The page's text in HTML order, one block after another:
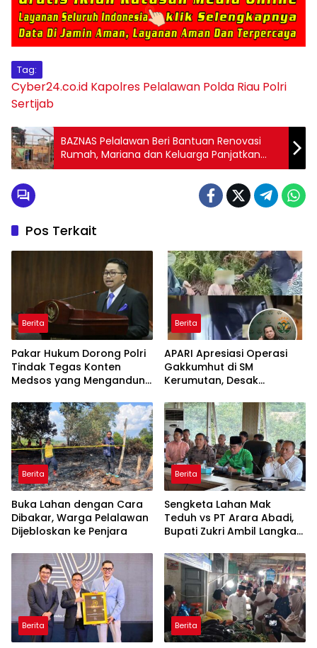
Tag:
Cyber24.co.id Kapolres Pelalawan Polda Riau Polri
Sertijab
BAZNAS Pelalawan Beri Bantuan Renovasi
Rumah, Mariana dan Keluarga Panjatkan
Doa Syukur
Pos Terkait
Berita
Pakar Hukum Dorong Polri
Tindak Tegas Konten
Medsos yang Mengandung
Berita
APARI Apresiasi Operasi
Gakkumhut di SM
Kerumutan, Desak
Jaringan Pembalak Liar
Berita
Buka Lahan dengan Cara
Dibakar, Warga Pelalawan
Dijebloskan ke Penjara
Berita
Sengketa Lahan Mak
Teduh vs PT Arara Abadi,
Bupati Zukri Ambil Langkah
Berita Berita